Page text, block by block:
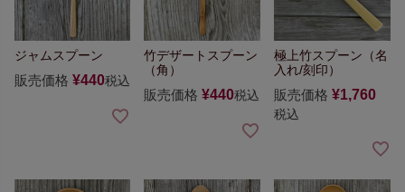
ジャムスプーン
販売価格 ¥440税込
竹デザートスプーン
（角）
販売価格 ¥440税込
極上竹スプーン （名
入れ/刻印）
販売価格 ¥1,760
税込